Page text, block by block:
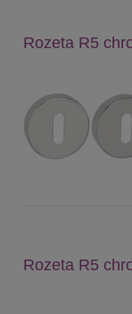
Rozeta R5
Rozeta R5